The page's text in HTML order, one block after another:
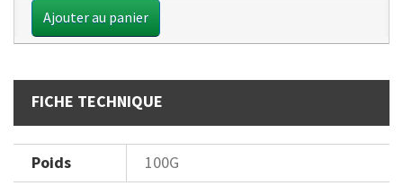
Ajouter au panier
FICHE TECHNIQUE
Poids 100G